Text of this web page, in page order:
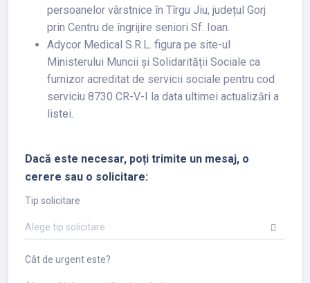
persoanelor vârstnice în Tîrgu Jiu, județul Gorj
prin Centru de îngrijire seniori Sf. Ioan.
Adycor Medical S.R.L. figura pe site-ul
Ministerului Muncii și Solidarității Sociale ca
furnizor acreditat de servicii sociale pentru cod
serviciu 8730 CR-V-I la data ultimei actualizări a
listei.
Dacă este necesar, poți trimite un mesaj, o
cerere sau o solicitare:
Tip solicitare
Alege tip solicitare
Cât de urgent este?